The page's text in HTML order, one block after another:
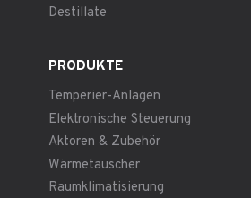
Destillate
PRODUKTE
Temperier-Anlagen
Elektronische Steuerung
Aktoren & Zubehör
Wärmetauscher
Raumklimatisierung